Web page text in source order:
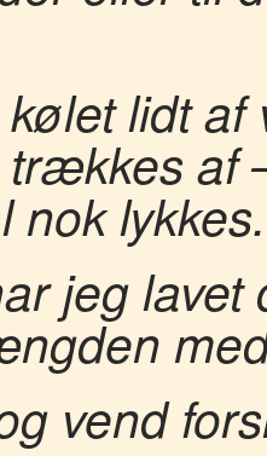
lidt
af
nok lykkes.
jeg
vend